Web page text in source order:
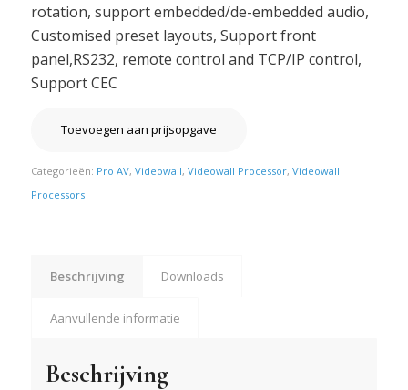
rotation, support embedded/de-embedded audio,
Customised preset layouts, Support front
panel,RS232, remote control and TCP/IP control,
Support CEC
Toevoegen aan prijsopgave
Categorieën: Pro AV, Videowall, Videowall Processor, Videowall
Processors
Beschrijving Downloads
Aanvullende informatie
Beschrijving